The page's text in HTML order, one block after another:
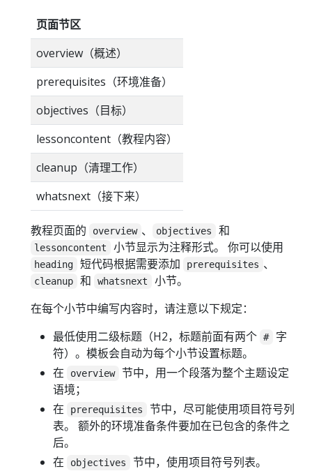
页面节区
overview（概述）
prerequisites（环境准备）
objectives（目标）
lessoncontent（教程内容）
cleanup（清理工作）
whatsnext（接下来）
教程页面的 overview 、 objectives 和
lessoncontent 小节显示为注释形式。 你可以使用
heading 短代码根据需要添加 prerequisites 、
cleanup 和 whatsnext
小节。
在每个小节中编写内容时，请注意以下规定：
最低使用二级标题（H2，标题前面有两个 #
字
符）。模板会自动为每个小节设置标题。
在
overview 节中，用一个段落为整个主题设定
语境；
在
prerequisites
节中，尽可能使用项目符号列
表。 额外的环境准备条件要加在已包含的条件之
后。
在
objectives
节中，使用项目符号列表。